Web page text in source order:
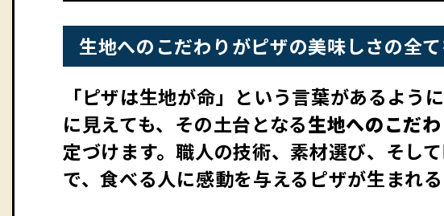
生地へのこだわりがピザの美味しさの全
「ピザは生地が命」という言葉があるよう
に見えても、その土台となる生地へのこだわ
定づけます。職人の技術、素材選び、そし
で、食べる人に感動を与えるピザが生まれる